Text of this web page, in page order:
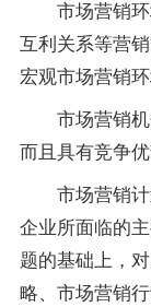
市场营销环
互利关系等营
宏观市场营销
市场营销机
而且具有竞争
市场营销计
企业所面临的
题的基础上，
略、市场营销